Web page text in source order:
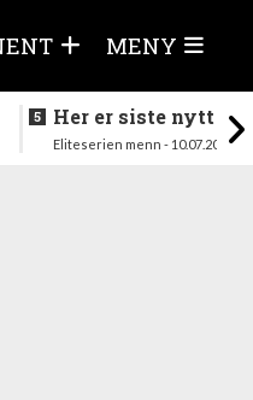
MENY
Her er siste nytt
season
Eliteserien menn - 10.07.2026 -